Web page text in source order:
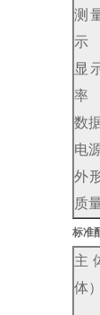
测
示
显
率
数
电
外
质
标准
主
体